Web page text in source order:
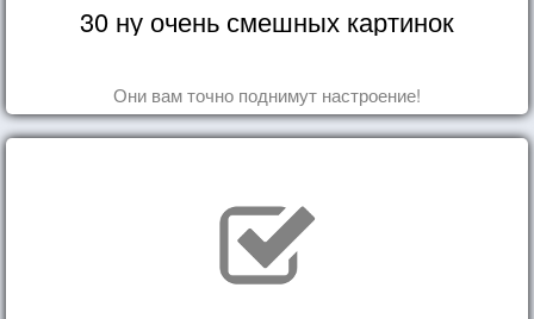
30 ну очень смешных картинок
Они вам точно поднимут настроение!